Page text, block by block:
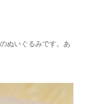
ぬいぐるみです。あ